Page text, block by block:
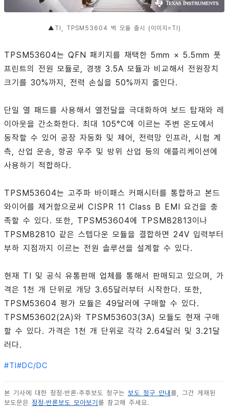
▲ TI, TPSM53604 벅 모듈 출시 (이미지=TI)
TPSM53604는 QFN 패키지를 채택한 5㎜ × 5.5㎜ 풋
프린트의 전원 모듈로, 경쟁 3.5A 모듈과 비교해서 전원장치
크기를 30%까지, 전력 손실을 50%까지 줄인다.
단일 열 패드를 사용해서 열전달을 극대화하여 보드 탑재와 레
이아웃을 간소화한다. 최대 105°C에 이르는 주변 온도에서
동작할 수 있어 공장 자동화 및 제어, 전력망 인프라, 시험 계
측, 산업 운송, 항공 우주 및 방위 산업 등의 애플리케이션에
사용하기 적합하다.
TPSM53604는 고주파 바이패스 커패시터를 통합하고 본드
와이어를 제거함으로써 CISPR 11 Class B EMI 요건을 충
족할 수 있다. 또한, TPSM53604에 TPSM82813이나
TPSM82810 같은 스텝다운 모듈을 결합하면 24V 입력부터
부하 지점까지 이르는 전원 솔루션을 설계할 수 있다.
현재 TI 및 공식 유통판매 업체를 통해서 판매되고 있으며, 가
격은 1천 개 단위로 개당 3.65달러부터 시작한다. 또한,
TPSM53604 평가 모듈은 49달러에 구매할 수 있다.
TPSM53602(2A)와 TPSM53603(3A) 모듈도 현재 구매
할 수 있다. 가격은 1천 개 단위로 각각 2.64달러 및 3.21달
러다.
#TI #DC/DC
본 기사에 대한 정정·반론·추후보도 청구는 보도 청구 안내 를, 그간 게재된
보도문은 정정·반론보도 모아보기 를 참고해 주세요.